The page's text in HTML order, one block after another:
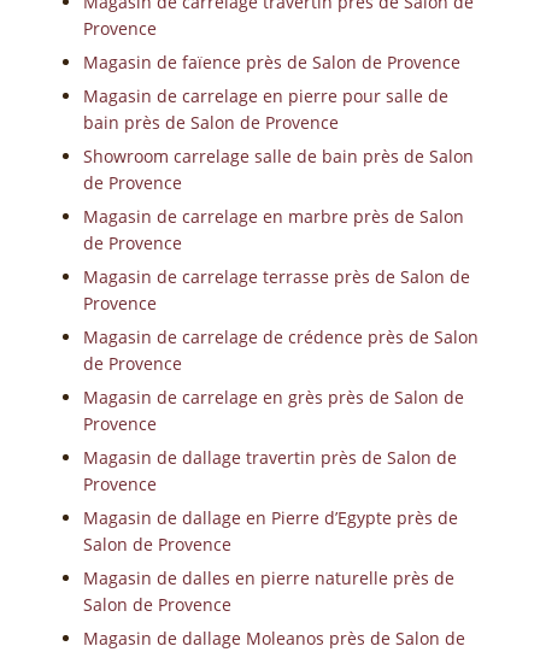
Provence
Magasin de faïence près de Salon de Provence
Magasin de carrelage en pierre pour salle de
bain près de Salon de Provence
Showroom carrelage salle de bain près de Salon
de Provence
Magasin de carrelage en marbre près de Salon
de Provence
Magasin de carrelage terrasse près de Salon de
Provence
Magasin de carrelage de crédence près de Salon
de Provence
Magasin de carrelage en grès près de Salon de
Provence
Magasin de dallage travertin près de Salon de
Provence
Magasin de dallage en Pierre d’Egypte près de
Salon de Provence
Magasin de dalles en pierre naturelle près de
Salon de Provence
Magasin de dallage Moleanos près de Salon de